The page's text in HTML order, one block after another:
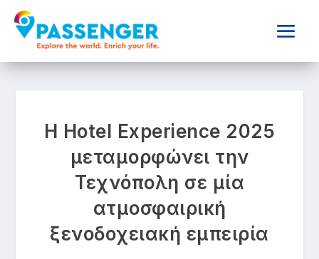
H Hotel Experience 2025
μεταμορφώνει την
Τεχνόπολη σε μία
ατμοσφαιρική
ξενοδοχειακή εμπειρία